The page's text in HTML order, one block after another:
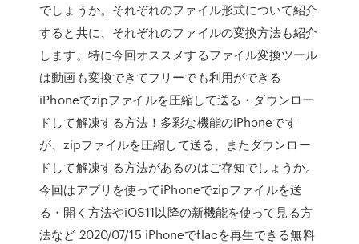
でしょうか。それぞれのファイル形式について紹介
すると共に、それぞれのファイルの変換方法も紹介
します。特に今回オススメするファイル変換ツール
は動画も変換できてフリーでも利用ができる
iPhoneでzipファイルを圧縮して送る・ダウンロー
ドして解凍する方法！多彩な機能のiPhoneです
が、zipファイルを圧縮して送る、またダウンロー
ドして解凍する方法があるのはご存知でしょうか。
今回はアプリを使ってiPhoneでzipファイルを送
る・開く方法やiOS11以降の新機能を使って見る方
法など 2020/07/15 iPhoneでflacを再生できる無料